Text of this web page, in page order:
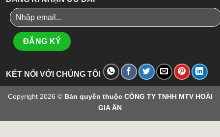
KẾT NỐI VỚI CHÚNG TÔI
Copyright 2026 © Bản quyền thuộc CÔNG TY TNHH MTV HOÀI
GIA ÂN